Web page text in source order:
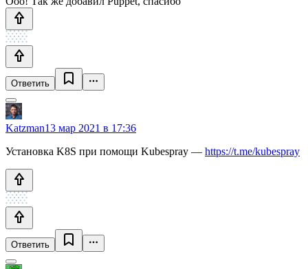
Ответить
Katzman13 мар 2021 в 17:36
Установка K8S при помощи Kubespray — https://t.me/kubespray
Ответить